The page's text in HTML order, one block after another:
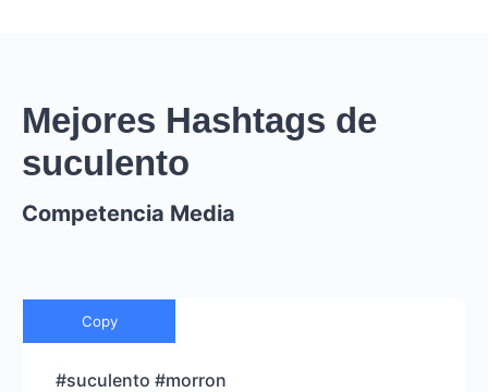
Mejores Hashtags de
suculento
Competencia Media
Copy
#suculento #morron